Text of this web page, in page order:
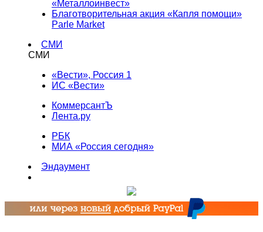
«Металлоинвест»
Благотворительная акция «Капля помощи»
Parle Market
СМИ
СМИ
«Вести», Россия 1
ИС «Вести»
КоммерсантЪ
Лента.ру
РБК
МИА «Россия сегодня»
Эндаумент